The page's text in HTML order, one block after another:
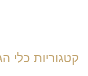
קטגוריות כלי